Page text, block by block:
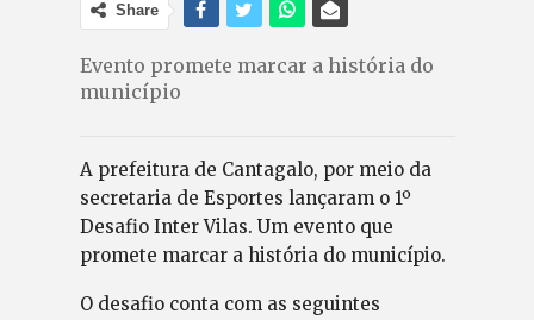
Share
Evento promete marcar a história do
município
A prefeitura de Cantagalo, por meio da
secretaria de Esportes lançaram o 1º
Desafio Inter Vilas. Um evento que
promete marcar a história do município.
O desafio conta com as seguintes